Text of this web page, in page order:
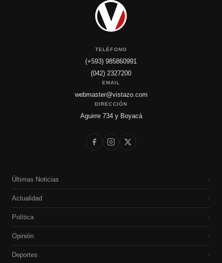
TELÉFONO
(+593) 985860991
(042) 2327200
EMAIL
webmaster@vistazo.com
DIRECCIÓN
Aguirre 734 y Boyacá
Últimas Noticias ›
Actualidad ›
Política ›
Opinión ›
Deportes ›